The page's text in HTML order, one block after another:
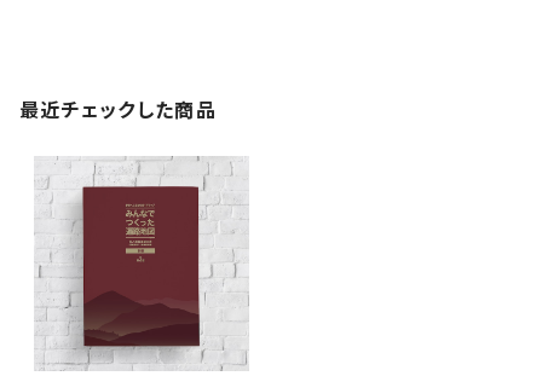
最近チェックした商品